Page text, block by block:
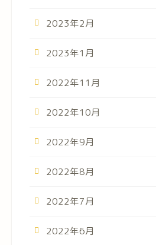
2023年2月
2023年1月
2022年11月
2022年10月
2022年9月
2022年8月
2022年7月
2022年6月